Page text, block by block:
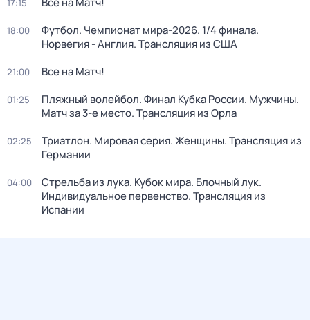
17:15
18:00
Футбол. Чемпионат мира-2026. 1/4 финала.
Норвегия - Англия. Трансляция из США
21:00 Все на Матч!
01:25
Пляжный волейбол. Финал Кубка России. Мужчины.
Матч за 3-е место. Трансляция из Орла
02:25
Триатлон. Мировая серия. Женщины. Трансляция из
Германии
04:00
Стрельба из лука. Кубок мира. Блочный лук.
Индивидуальное первенство. Трансляция из
Испании